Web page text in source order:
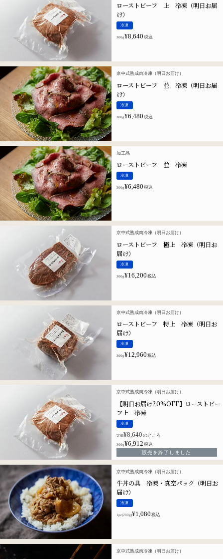
ローストビーフ 上 冷凍（明日お届
け）
冷凍
300g¥8,640 税込
京中式熟成肉冷凍（明日お届け）
ローストビーフ 並 冷凍（明日お届
け）
冷凍
300g¥6,480 税込
加工品
ローストビーフ 並 冷凍
冷凍
300g¥6,480 税込
京中式熟成肉冷凍（明日お届け）
ローストビーフ 極上 冷凍（明日お
届け）
冷凍
300g¥16,200 税込
京中式熟成肉冷凍（明日お届け）
ローストビーフ 特上 冷凍（明日お
届け）
冷凍
300g¥12,960 税込
京中式熟成肉冷凍（明日お届け）
【明日お届け20%OFF】ローストビー
フ上 冷凍
冷凍
定価¥8,640 のところ
300g¥6,912 税込
販売を終了しました
京中式熟成肉冷凍（明日お届け）
牛丼の具 冷凍・真空パック（明日お
届け）
冷凍
1pc(200g)¥1,080 税込
京中式熟成肉冷凍（明日お届け）